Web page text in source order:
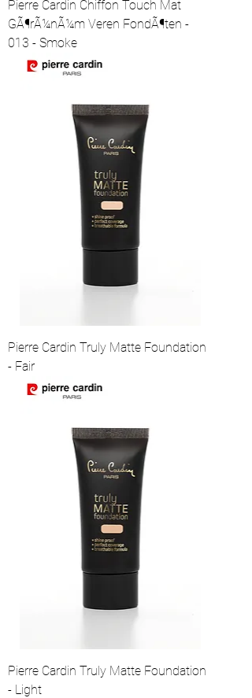
Pierre Cardin Chiffon Touch Mat
GÃ¶rÃ¼nÃ¼m Veren FondÃ¶ten -
013 - Smoke
Pierre Cardin Truly Matte Foundation
- Fair
Pierre Cardin Truly Matte Foundation
- Light